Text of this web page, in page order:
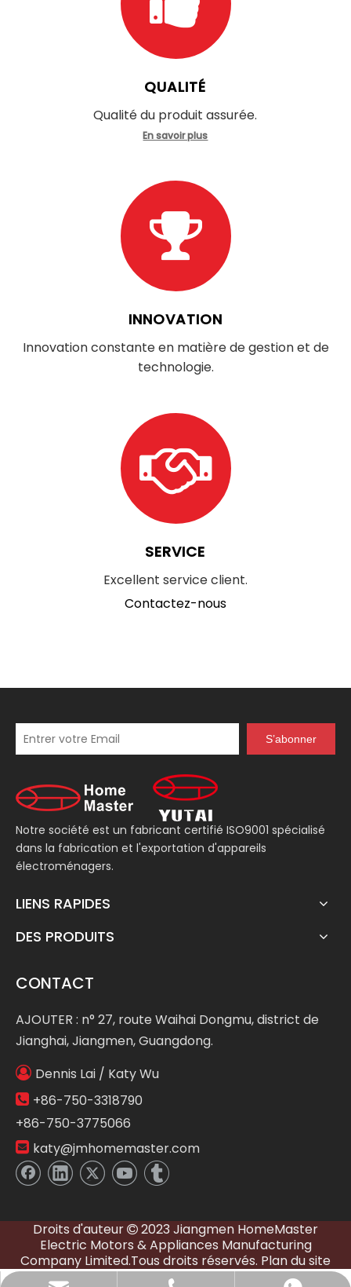
QUALITÉ
Qualité du produit assurée.
En savoir plus
INNOVATION​​​​​​​
Innovation constante en matière de gestion et de
technologie.
SERVICE​​​​​​​
Excellent service client.
Contactez-nous
S’abonner
Notre société est un fabricant certifié ISO9001 spécialisé
dans la fabrication et l'exportation d'appareils
électroménagers.
LIENS RAPIDES
DES PRODUITS
CONTACT
AJOUTER : n° 27, route Waihai Dongmu, district de
Jianghai, Jiangmen, Guangdong.
 Dennis Lai / Katy Wu
 +86-750-3318790
+86-750-3775066
 katy@jmhomemaster.com
Droits d'auteur  2023 Jiangmen HomeMaster
Electric Motors & Appliances Manufacturing
Company Limited.Tous droits réservés. Plan du site